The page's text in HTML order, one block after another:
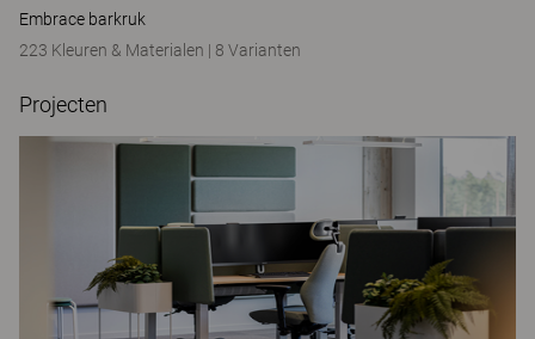
Embrace barkruk
223 Kleuren & Materialen | 8 Varianten
Projecten